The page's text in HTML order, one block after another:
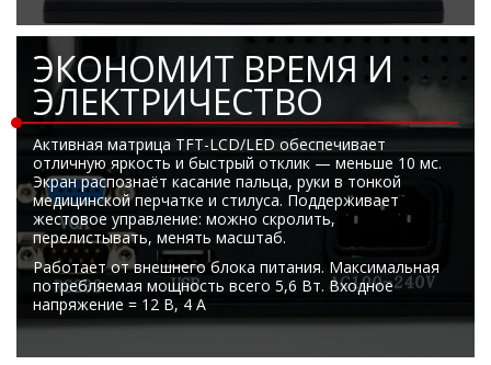
ЭКОНОМИТ ВРЕМЯ И
ЭЛЕКТРИЧЕСТВО
Активная матрица TFT-LCD/LED обеспечивает
отличную яркость и быстрый отклик — меньше 10 мс.
Экран распознаёт касание пальца, руки в тонкой
медицинской перчатке и стилуса. Поддерживает
жестовое управление: можно скролить,
перелистывать, менять масштаб.
Работает от внешнего блока питания. Максимальная
потребляемая мощность всего 5,6 Вт. Входное
напряжение = 12 В, 4 А